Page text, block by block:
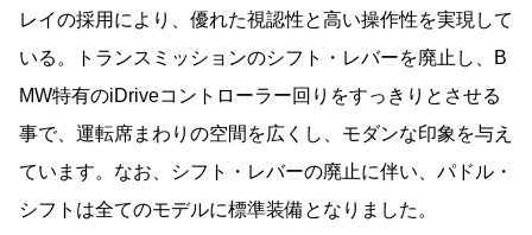
レイの採用により、優れた視認性と高い操作性を実現して
いる。トランスミッションのシフト・レバーを廃止し、B
MW特有のiDriveコントローラー回りをすっきりとさせる
事で、運転席まわりの空間を広くし、モダンな印象を与え
ています。なお、シフト・レバーの廃止に伴い、パドル・
シフトは全てのモデルに標準装備となりました。